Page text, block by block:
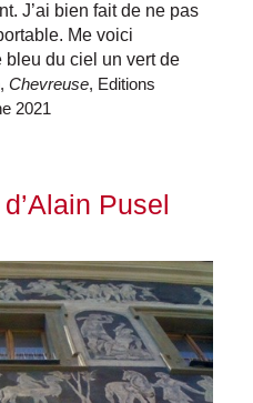
J’ai bien fait de ne pas
Me voici
du ciel un vert de
Chevreuse, Editions
2021
Pusel